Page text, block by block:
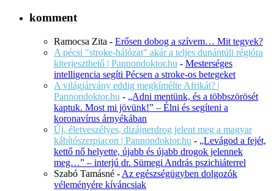
komment
Ramocsa Zita - Erősen dobog a szívem… Mit tegyek?
A pécsi "stroke-hálózat" akár a teljes dunántúli régióra
kiterjeszthető | Pannondoktor.hu - Mesterséges
intelligencia segíti Pécsen a stroke-os betegeket
A világjárvány eddig megkímélte Afrikát? |
Pannondoktor.hu - „Adni mentünk, és a többszörösét
kaptuk. Most mi jövünk!” – Élni és segíteni a
koronavírus árnyékában
Új, életveszélyes, dizájnerdrog jelent meg a magyar
kábítószerpiacon | Pannondoktor.hu - „Levágod a fejét,
kettő nő helyette, újabb és újabb drogok jelennek
meg…” – interjú dr. Sümegi András pszichiáterrel
Szabó Tamásné - Az egészségügyben dolgozók
véleményére kíváncsiak